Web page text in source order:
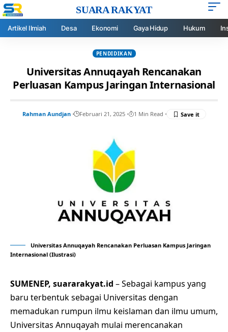
SUARA RAKYAT
Artikel Ilmiah Desa Ekonomi Gaya Hidup Hukum
PENDIDIKAN
Universitas Annuqayah Rencanakan
Perluasan Kampus Jaringan Internasional
Rahman Aundjan Februari 21, 2025 1 Min Read
Universitas Annuqayah Rencanakan Perluasan Kampus Jaringan
Internasional (Ilustrasi)
SUMENEP, suararakyat.id – Sebagai kampus yang
baru terbentuk sebagai Universitas dengan
memadukan rumpun ilmu keislaman dan ilmu umum,
Universitas Annuqayah mulai merencanakan